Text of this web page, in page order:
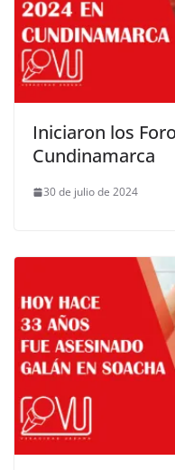
Iniciaron los
Cundinamarca
30 de julio de 2024